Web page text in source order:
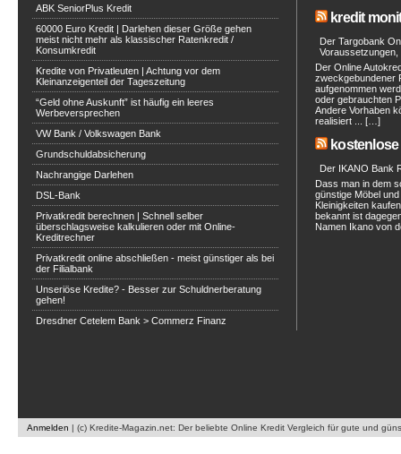
ABK SeniorPlus Kredit
60000 Euro Kredit | Darlehen dieser Größe gehen
meist nicht mehr als klassischer Ratenkredit /
Konsumkredit
Kredite von Privatleuten | Achtung vor dem
Kleinanzeigenteil der Tageszeitung
“Geld ohne Auskunft” ist häufig ein leeres
Werbeversprechen
VW Bank / Volkswagen Bank
Grundschuldabsicherung
Nachrangige Darlehen
DSL-Bank
Privatkredit berechnen | Schnell selber
überschlagsweise kalkulieren oder mit Online-
Kreditrechner
Privatkredit online abschließen - meist günstiger als bei
der Filialbank
Unseriöse Kredite? - Besser zur Schuldnerberatung
gehen!
Dresdner Cetelem Bank > Commerz Finanz
kredit
Der Targobank
Voraussetzungen,
Der Online
zweckgebundener
aufgenommen
oder gebrauchten
Andere Vorhaben
realisiert ... […]
Der IKANO Bank
Dass man in dem
günstige Möbel
Kleinigkeiten
bekannt ist
Namen Ikano von
Anmelden | (c) Kredite-Magazin.net: Der beliebte Online Kredit Vergleich für gute und